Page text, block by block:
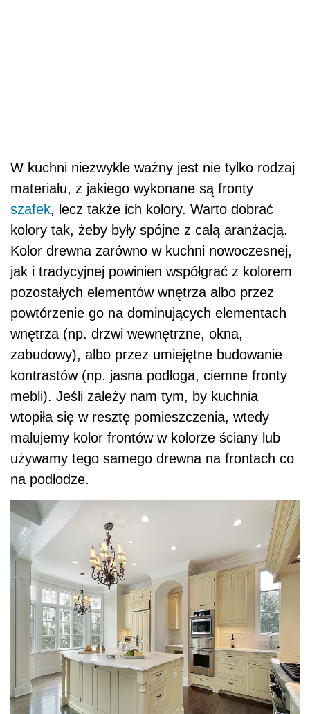
W kuchni niezwykle ważny jest nie tylko rodzaj
materiału, z jakiego wykonane są fronty
szafek, lecz także ich kolory. Warto dobrać
kolory tak, żeby były spójne z całą aranżacją.
Kolor drewna zarówno w kuchni nowoczesnej,
jak i tradycyjnej powinien współgrać z kolorem
pozostałych elementów wnętrza albo przez
powtórzenie go na dominujących elementach
wnętrza (np. drzwi wewnętrzne, okna,
zabudowy), albo przez umiejętne budowanie
kontrastów (np. jasna podłoga, ciemne fronty
mebli). Jeśli zależy nam tym, by kuchnia
wtopiła się w resztę pomieszczenia, wtedy
malujemy kolor frontów w kolorze ściany lub
używamy tego samego drewna na frontach co
na podłodze.